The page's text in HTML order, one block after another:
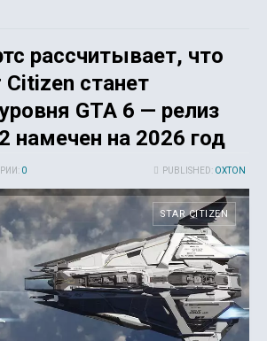
рассчитывает, что
Citizen станет
GTA 6 — релиз
намечен на 2026 год
PUBLISHED: OXTON
0
STAR CITIZEN